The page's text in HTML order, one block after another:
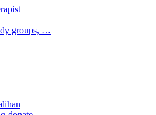
groups, …